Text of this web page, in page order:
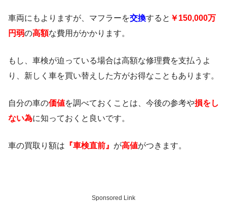
車両にもよりますが、マフラーを交換すると ￥150,000万
円弱の高額な費用がかかります。
もし、車検が迫っている場合は高額な修理費を支払うよ
り、新しく車を買い替えした方がお得なこともあります。
自分の車の価値を調べておくことは、今後の参考や損をし
ない為に知っておくと良いです。
車の買取り額は 『車検直前』 が高値がつきます。
Sponsored Link